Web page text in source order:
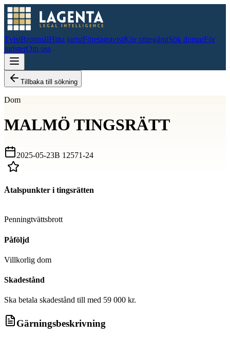
TvistBrottmålHitta juristFöretagstvistKör rättegångSök domarFör
juristerOm oss
Tillbaka till sökning
Dom
MALMÖ TINGSRÄTT
2025-05-23B 12571-24
Åtalspunkter i tingsrätten
Penningtvättsbrott
Påföljd
Villkorlig dom
Skadestånd
Ska betala skadestånd till med 59 000 kr.
Gärningsbeskrivning